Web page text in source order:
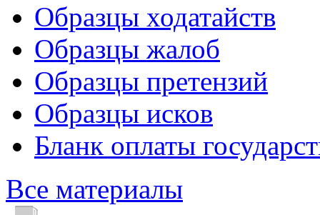
Образцы ходатайств
Образцы жалоб
Образцы претензий
Образцы исков
Бланк оплаты
Все материалы